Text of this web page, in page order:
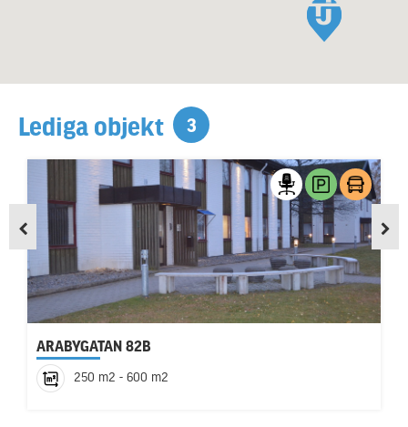
Lediga objekt 3
ARABYGATAN 82B
250 m2 - 600 m2